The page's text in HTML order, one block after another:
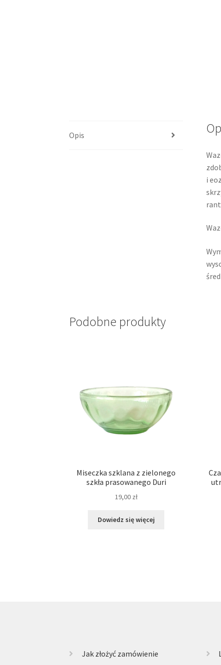
Opis
i
Podobne produkty
Miseczka szklana z zielonego
szkła prasowanego Duri
19,00 zł
Dowiedz się więcej
Jak złożyć zamówienie